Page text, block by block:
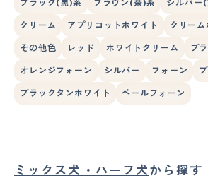
ブラック(黒)系 ブラウン(茶)系 シルバー(
クリーム アプリコットホワイト クリーム
その他色 レッド ホワイトクリーム ブ
オレンジフォーン シルバー フォーン
ブラックタンホワイト ペールフォーン
ミックス犬・ハーフ犬から探す